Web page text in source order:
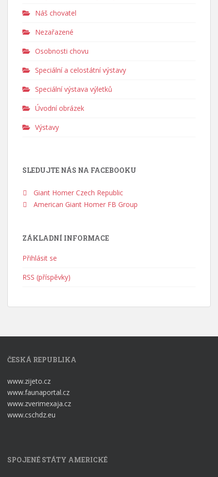
Náš chovatel
Nezařazené
Osobnosti chovu
Speciální a celostátní výstavy
Speciální výstava výletků
Úvodní obrázek
Výstavy
SLEDUJTE NÁS NA FACEBOOKU
Giant Homer Czech Republic
American Giant Homer FB Group
ZÁKLADNÍ INFORMACE
Přihlásit se
RSS (příspěvky)
ČESKÁ REPUBLIKA
www.zijeto.cz
www.faunaportal.cz
www.zverimexaja.cz
www.cschdz.eu
SPOJENÉ STÁTY AMERICKÉ